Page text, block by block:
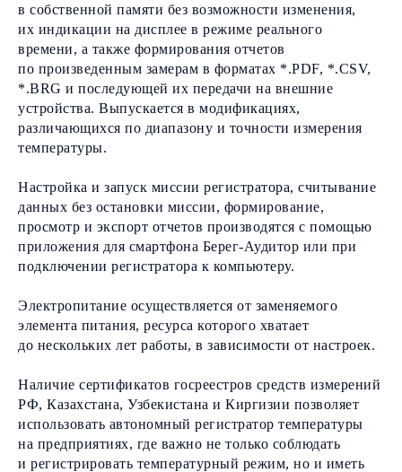
в собственной памяти без возможности изменения,
их индикации на дисплее в режиме реального
времени, а также формирования отчетов
по произведенным замерам в форматах *.PDF, *.CSV,
*.BRG и последующей их передачи на внешние
устройства. Выпускается в модификациях,
различающихся по диапазону и точности измерения
температуры.
Настройка и запуск миссии регистратора, считывание
данных без остановки миссии, формирование,
просмотр и экспорт отчетов производятся с помощью
приложения для смартфона Берег-Аудитор или при
подключении регистратора к компьютеру.
Электропитание осуществляется от заменяемого
элемента питания, ресурса которого хватает
до нескольких лет работы, в зависимости от настроек.
Наличие сертификатов госреестров средств измерений
РФ, Казахстана, Узбекистана и Киргизии позволяет
использовать автономный регистратор температуры
на предприятиях, где важно не только соблюдать
и регистрировать температурный режим, но и иметь